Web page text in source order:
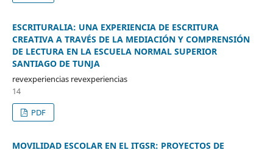
ESCRITURALIA: UNA EXPERIENCIA DE ESCRITURA
CREATIVA A TRAVÉS DE LA MEDIACIÓN Y COMPRENSIÓN
DE LECTURA EN LA ESCUELA NORMAL SUPERIOR
SANTIAGO DE TUNJA
revexperiencias revexperiencias
14
PDF
MOVILIDAD ESCOLAR EN EL ITGSR: PROYECTOS DE